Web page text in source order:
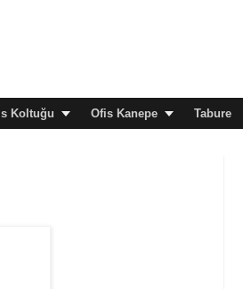
Koltuğu Ofis Kanepe Tabure